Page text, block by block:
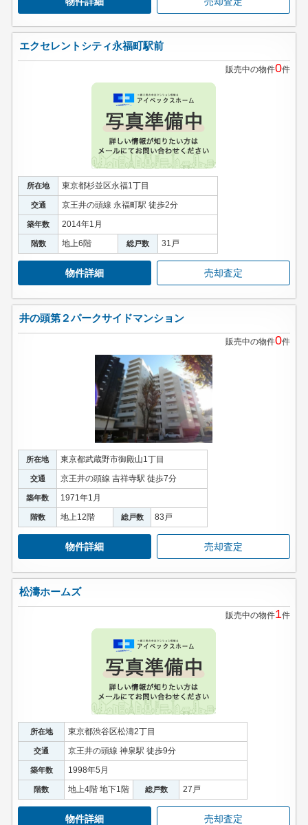
エクセレントシティ永福町駅前
販売中の物件0件
所在地 東京都杉並区永福1丁目
交通 京王井の頭線 永福町駅 徒歩2分
築年数 2014年1月
階数 地上6階 総戸数 31戸
物件詳細 売却査定
井の頭第２パークサイドマンション
販売中の物件0件
所在地 東京都武蔵野市御殿山1丁目
交通 京王井の頭線 吉祥寺駅 徒歩7分
築年数 1971年1月
階数 地上12階 総戸数 83戸
物件詳細 売却査定
松濤ホームズ
販売中の物件1件
所在地 東京都渋谷区松濤2丁目
交通 京王井の頭線 神泉駅 徒歩9分
築年数 1998年5月
階数 地上4階 地下1階 総戸数 27戸
物件詳細 売却査定